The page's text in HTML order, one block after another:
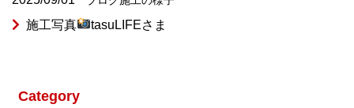
施工写真 tasuLIFEさま
Category